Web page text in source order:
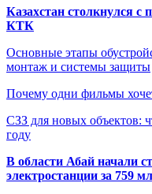
Казахстан столкнулся с
КТК
Основные этапы
монтаж и системы защиты
Почему одни фильмы
СЗЗ для новых объектов:
году
В области Абай начали
электростанции за 759